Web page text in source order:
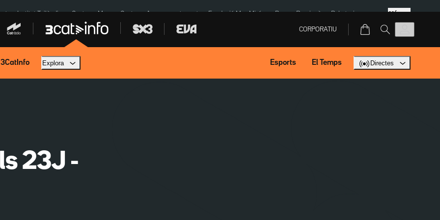
Institut Tailàndia Ceuta Menors Ceuta Aparcament agost Fundació Mas Miró eBay Perpinyà Robatoris coure Més
CORPORATIU
3CatInfo Explora Esports El Temps Directes
23J -